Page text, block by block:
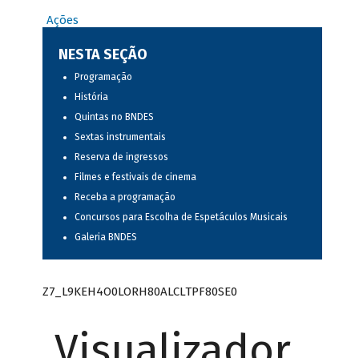
Ações
NESTA SEÇÃO
Programação
História
Quintas no BNDES
Sextas instrumentais
Reserva de ingressos
Filmes e festivais de cinema
Receba a programação
Concursos para Escolha de Espetáculos Musicais
Galeria BNDES
Z7_L9KEH4O0LORH80ALCLTPF80SE0